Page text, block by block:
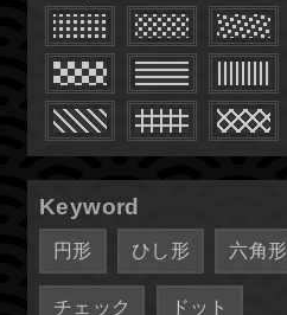
Keyword
円形 ひし形 六角形
チェック ドット